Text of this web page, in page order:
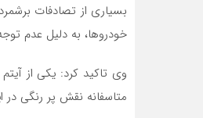
خودروها، به دلیل عدم
وی تاکید کرد: یکی از
متاسفانه نقش پر رنگی در